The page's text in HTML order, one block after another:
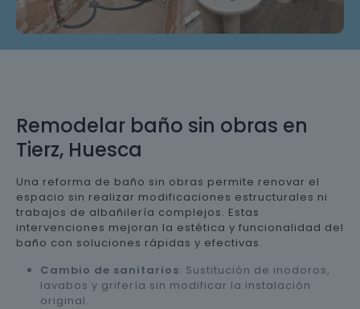
Remodelar baño sin obras en
Tierz, Huesca
Una reforma de baño sin obras permite renovar el
espacio sin realizar modificaciones estructurales ni
trabajos de albañilería complejos. Estas
intervenciones mejoran la estética y funcionalidad del
baño con soluciones rápidas y efectivas.
Cambio de sanitarios: Sustitución de inodoros,
lavabos y grifería sin modificar la instalación
original.